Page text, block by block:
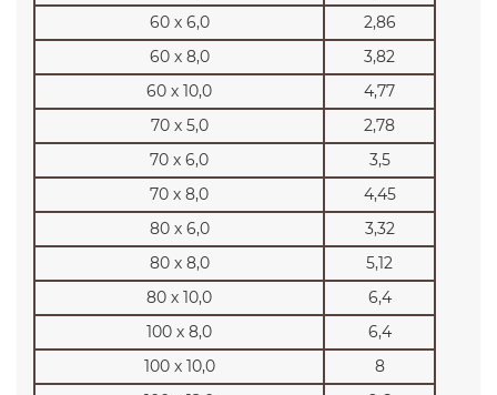
60 х 6,0
2,86
60 х 8,0
3,82
60 х 10,0
4,77
70 х 5,0
2,78
70 х 6,0
3,5
70 х 8,0
4,45
80 х 6,0
3,32
80 х 8,0
5,12
80 х 10,0
6,4
100 х 8,0
6,4
100 х 10,0
8